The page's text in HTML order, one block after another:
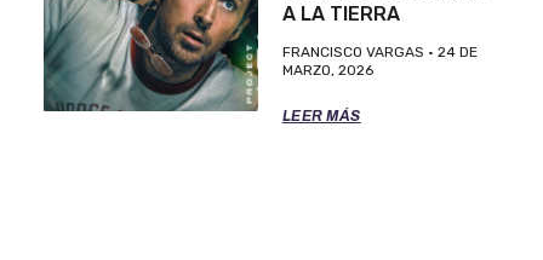
A LA TIERRA
FRANCISCO VARGAS
24 DE
MARZO, 2026
LEER MÁS